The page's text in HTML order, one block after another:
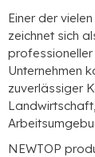
Einer der
zeichnet sich
Unternehmen
zuverlässiger
NEWTOP